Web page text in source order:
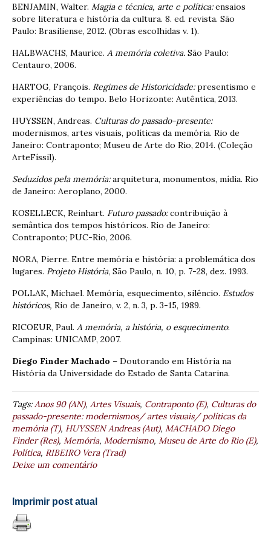
BENJAMIN, Walter. Magia e técnica, arte e política:ensaios
sobre literatura e história da cultura. 8. ed. revista. São
Paulo: Brasiliense, 2012. (Obras escolhidas v. 1).
HALBWACHS, Maurice. A memória coletiva. São Paulo:
Centauro, 2006.
HARTOG, François. Regimes de Historicidade:presentismo e
experiências do tempo. Belo Horizonte: Autêntica, 2013.
HUYSSEN, Andreas. Culturas do passado-presente:
modernismos, artes visuais, políticas da memória. Rio de
Janeiro: Contraponto; Museu de Arte do Rio, 2014. (Coleção
ArteFíssil).
Seduzidos pela memória:arquitetura, monumentos, mídia. Rio
de Janeiro: Aeroplano, 2000.
KOSELLECK, Reinhart. Futuro passado:contribuição à
semântica dos tempos históricos. Rio de Janeiro:
Contraponto; PUC-Rio, 2006.
NORA, Pierre. Entre memória e história: a problemática dos
lugares. Projeto História, São Paulo, n. 10, p. 7-28, dez. 1993.
POLLAK, Michael. Memória, esquecimento, silêncio. Estudos
históricos, Rio de Janeiro, v. 2, n. 3, p. 3-15, 1989.
RICOEUR, Paul. A memória, a história, o esquecimento.
Campinas: UNICAMP, 2007.
Diego Finder Machado – Doutorando em História na
História da Universidade do Estado de Santa Catarina.
Tags:Anos 90 (AN), Artes Visuais, Contraponto (E), Culturas do
passado-presente: modernismos/ artes visuais/ políticas da
memória (T), HUYSSEN Andreas (Aut), MACHADO Diego
Finder (Res), Memória, Modernismo, Museu de Arte do Rio (E),
Política, RIBEIRO Vera (Trad)
Deixe um comentário
Imprimir post atual